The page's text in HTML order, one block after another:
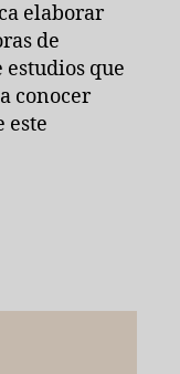
elaborar
de
que
conocer
este